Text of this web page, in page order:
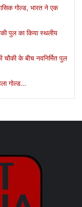
गोल्ड, भारत ने एक
पुल का किया स्थलीय
चौकी के बीच नवनिर्मित पुल
गोल्ड…